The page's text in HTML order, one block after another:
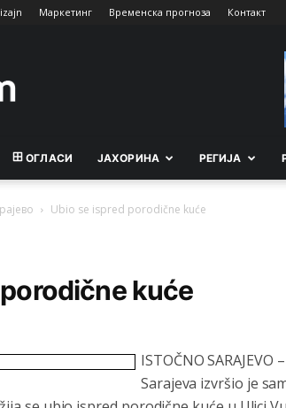
Маркетинг Временска прогноза Контакт
ОГЛАСИ ЈАХОРИНА РEГИЈА
Ubio se ispred porodične kuće
kuće
ISTOČNO
Sarajeva izvršio je